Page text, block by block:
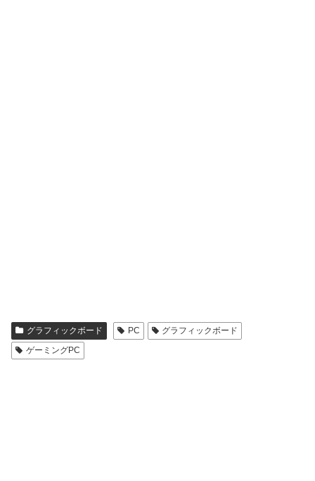
グラフィックボード PC
グラフィックボード
ゲーミングPC